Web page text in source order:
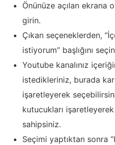
Önünüze açılan ekrana
girin.
Çıkan seçeneklerden,
istiyorum” başlığını
Youtube kanalınız
istedikleriniz, burada
işaretleyerek
kutucukları
sahipsiniz.
Seçimi yaptıktan sonra